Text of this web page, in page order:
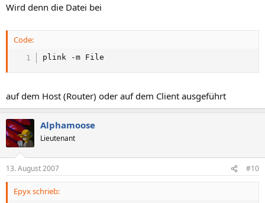
Wird denn die Datei bei
Code:
plink -m File
auf dem Host (Router) oder auf dem Client ausgeführt
Alphamoose
Lieutenant
13. August 2007 #10
Epyx schrieb: